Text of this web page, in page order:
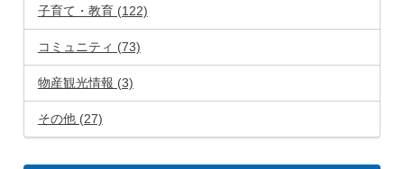
子育て・教育 (122)
コミュニティ (73)
物産観光情報 (3)
その他 (27)